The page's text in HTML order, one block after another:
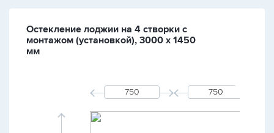
Остекление лоджии на 4 створки с
монтажом (установкой), 3000 х 1450
мм